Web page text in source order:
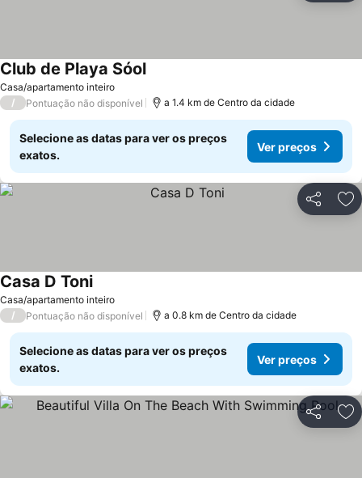
Casa/apartamento inteiro
Club de Playa Sóol
/ Pontuação não disponível a 1.4 km de Centro da cidade
Selecione as datas para ver os preços
exatos.
Ver preços
Partilhar
Casa/apartamento inteiro
Casa D Toni
/ Pontuação não disponível a 0.8 km de Centro da cidade
Selecione as datas para ver os preços
exatos.
Ver preços
Partilhar